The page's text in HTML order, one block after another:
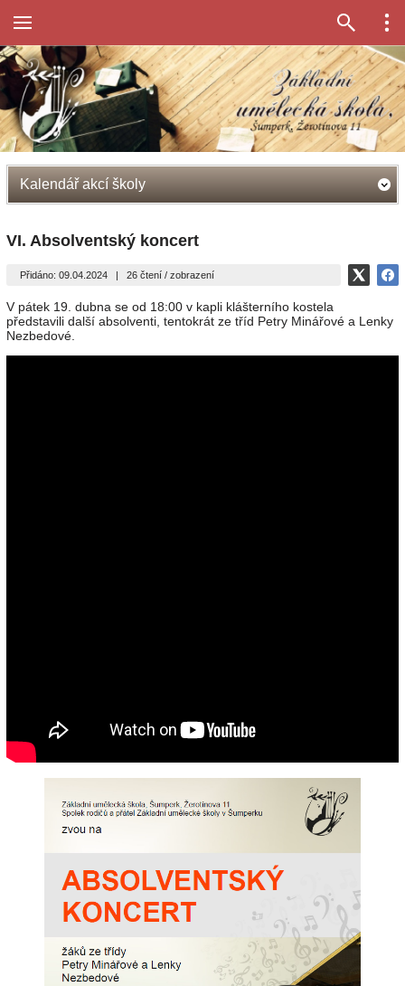
Kalendář akcí školy
VI. Absolventský koncert
Přidáno: 09.04.2024 | 26 čtení / zobrazení
V pátek 19. dubna se od 18:00 v kapli klášterního kostela
představili další absolventi, tentokrát ze tříd Petry Minářové a Lenky
Nezbedové.